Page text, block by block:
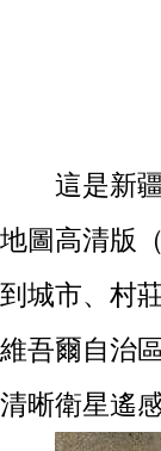
這是新
地圖高清版
到城市、村
維吾爾自治
清晰衛星遙